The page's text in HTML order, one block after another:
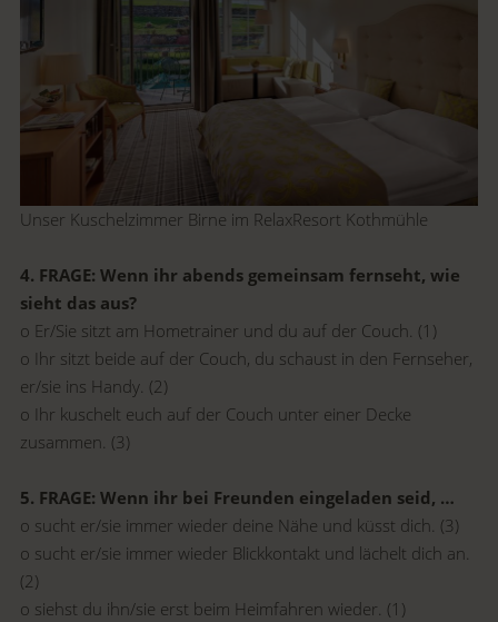
Unser Kuschelzimmer Birne im RelaxResort Kothmühle
4. FRAGE: Wenn ihr abends gemeinsam fernseht, wie
sieht das aus?
o Er/Sie sitzt am Hometrainer und du auf der Couch. (1)
o Ihr sitzt beide auf der Couch, du schaust in den Fernseher,
er/sie ins Handy. (2)
o Ihr kuschelt euch auf der Couch unter einer Decke
zusammen. (3)
5. FRAGE: Wenn ihr bei Freunden eingeladen seid, …
o sucht er/sie immer wieder deine Nähe und küsst dich. (3)
o sucht er/sie immer wieder Blickkontakt und lächelt dich an.
(2)
o siehst du ihn/sie erst beim Heimfahren wieder. (1)